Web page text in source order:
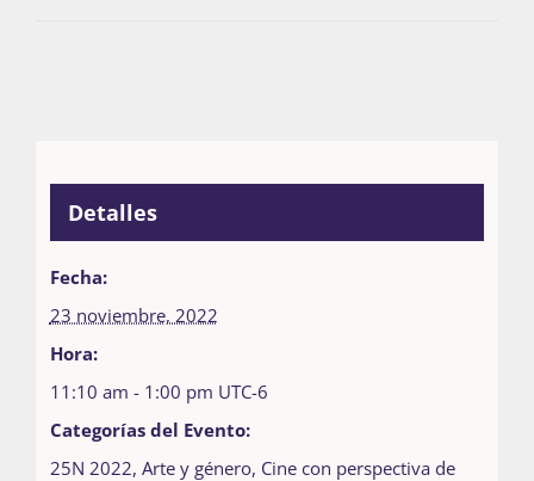
Detalles
Fecha:
23 noviembre, 2022
Hora:
11:10 am - 1:00 pm UTC-6
Categorías del Evento:
25N 2022, Arte y género, Cine con perspectiva de